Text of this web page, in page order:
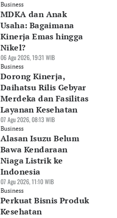
Business
MDKA dan Anak
Usaha: Bagaimana
Kinerja Emas hingga
Nikel?
06 Agu 2026, 19:31 WIB
Business
Dorong Kinerja,
Daihatsu Rilis Gebyar
Merdeka dan Fasilitas
Layanan Kesehatan
07 Agu 2026, 08:13 WIB
Business
Alasan Isuzu Belum
Bawa Kendaraan
Niaga Listrik ke
Indonesia
07 Agu 2026, 11:10 WIB
Business
Perkuat Bisnis Produk
Kesehatan